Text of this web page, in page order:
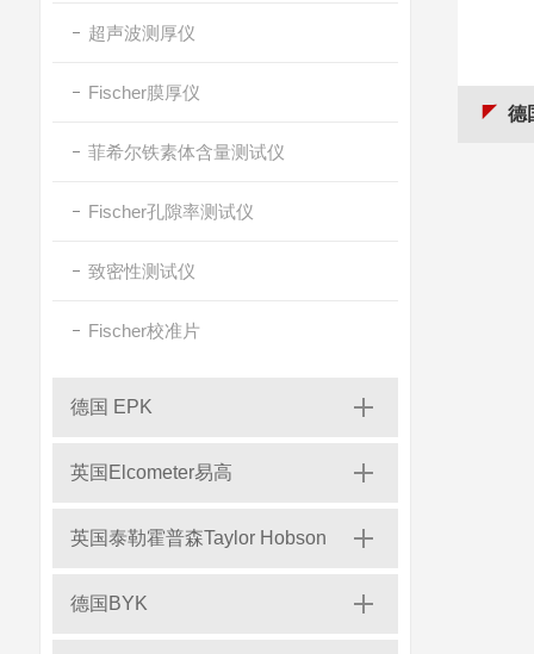
超声波测厚仪
Fischer膜厚仪
菲希尔铁素体含量测试仪
Fischer孔隙率测试仪
致密性测试仪
Fischer校准片
德国 EPK
英国Elcometer易高
英国泰勒霍普森Taylor Hobson
德国BYK
德